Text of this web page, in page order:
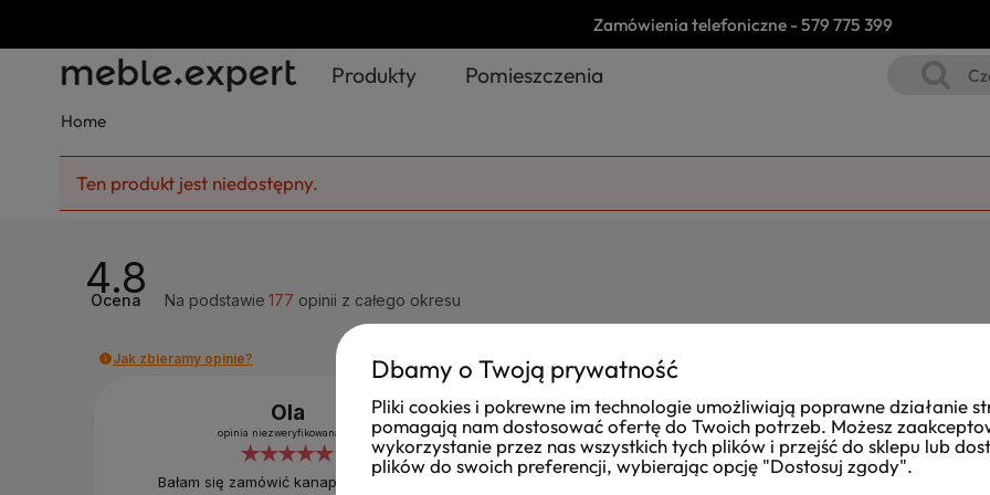
Produkty Pomieszczenia
Home
Ten produkt jest niedostępny.
4.8
Ocena Na podstawie 177 opinii z całego okresu
Jak zbieramy opinie?
Ola
opinia niezweryfikowana
Bałam się zamówić kanapę ze sklepu
Joanna
zweryfikowano
Przesyłkę otrzymałam na czas. Obsługa taka,
Zamówienia telefoniczne -579 775 399
Dbamy o Twoją prywatność
Pliki cookies i pokrewne im technologie umożliwiają poprawne działanie
pomagają nam dostosować ofertę do Twoich potrzeb. Możesz
wykorzystanie przez nas wszystkich tych plików i przejść do sklepu lub
plików do swoich preferencji, wybierając opcję "Dostosuj zgody".